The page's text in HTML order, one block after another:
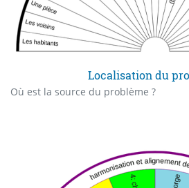
Localisation du
Où est la source du problème ?